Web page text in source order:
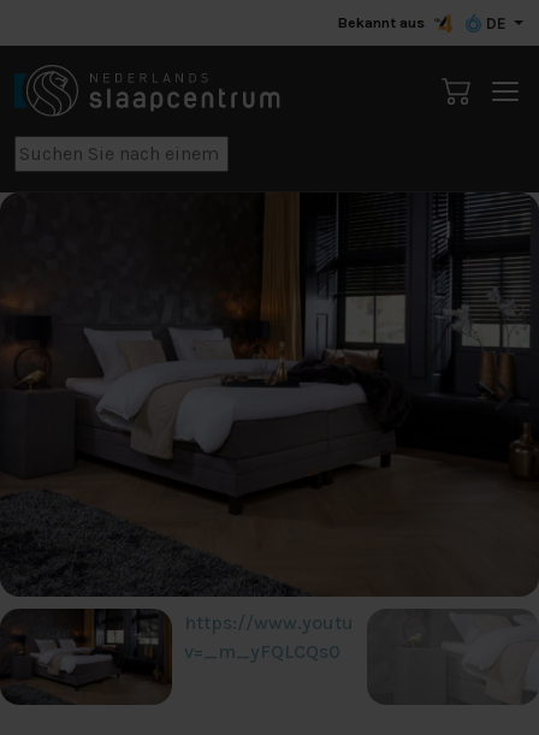
Bekannt aus DE
https://www.youtube.com/watch?
v=_m_yFQLCQs0